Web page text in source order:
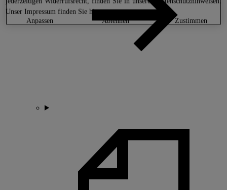
Unser Impressum finden Sie hier.
ablehnen
zustimmen
anpassen